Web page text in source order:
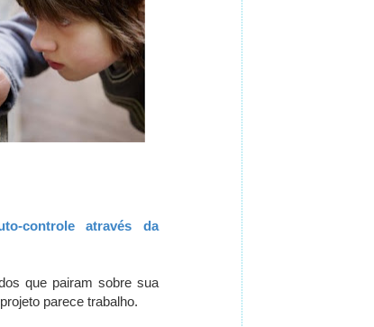
controle através da
que pairam sobre sua
parece trabalho.